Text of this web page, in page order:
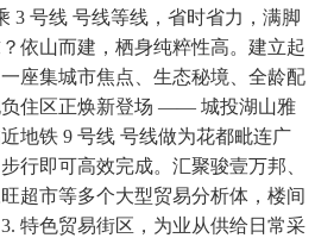
3 号线 号线等线，省时省力，满脚
依山而建，栖身纯粹性高。建立起
座集城市焦点、生态秘境、全龄配
住区正焕新登场 —— 城投湖山雅
地铁 9 号线 号线做为花都毗连广
行即可高效完成。汇聚骏壹万邦、
超市等多个大型贸易分析体，楼间
特色贸易街区，为业从供给日常采